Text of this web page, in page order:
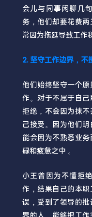
会儿与同事闲聊几
务，他们却要花费
常因为拖延导致工作
2. 坚守工作边界，不
他们始终坚守一个
作。对于不属于自
拒绝，不会因为抹
己接受。因为他们
能会因为不熟悉业
碌和疲惫之中 。
小王曾因为不懂拒
作，结果自己的本
误，受到了领导的